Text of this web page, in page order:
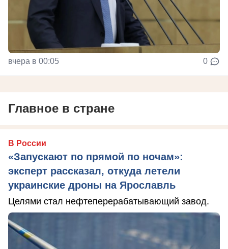
вчера в 00:05 0
Главное в стране
В России
«Запускают по прямой по ночам»:
эксперт рассказал, откуда летели
украинские дроны на Ярославль
Целями стал нефтеперерабатывающий завод.